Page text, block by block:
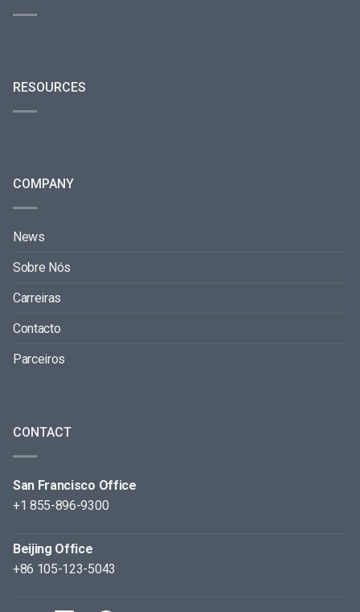
RESOURCES
COMPANY
News
Sobre Nós
Carreiras
Contacto
Parceiros
CONTACT
San Francisco Office
+1 855-896-9300
Beijing Office
+86 105-123-5043